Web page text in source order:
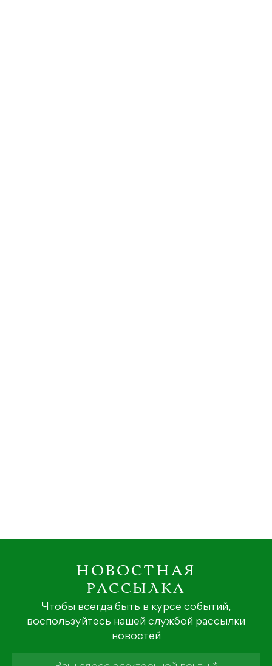
НОВОСТНАЯ
РАССЫЛКА
Чтобы всегда быть в курсе событий,
воспользуйтесь нашей службой рассылки
новостей